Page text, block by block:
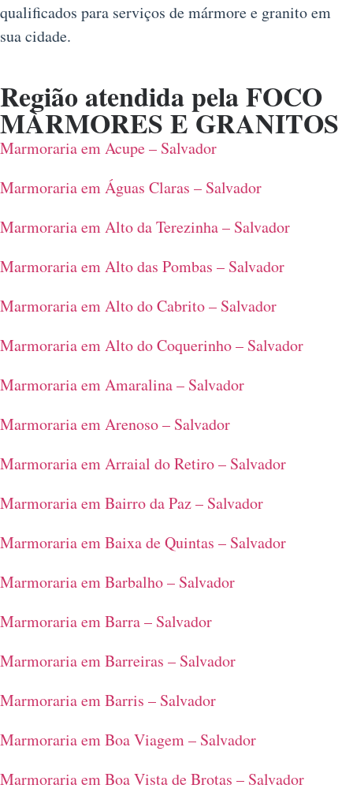
qualificados para serviços de mármore e granito em
sua cidade.
Região atendida pela FOCO
MÀRMORES E GRANITOS
Marmoraria em Acupe – Salvador
Marmoraria em Águas Claras – Salvador
Marmoraria em Alto da Terezinha – Salvador
Marmoraria em Alto das Pombas – Salvador
Marmoraria em Alto do Cabrito – Salvador
Marmoraria em Alto do Coquerinho – Salvador
Marmoraria em Amaralina – Salvador
Marmoraria em Arenoso – Salvador
Marmoraria em Arraial do Retiro – Salvador
Marmoraria em Bairro da Paz – Salvador
Marmoraria em Baixa de Quintas – Salvador
Marmoraria em Barbalho – Salvador
Marmoraria em Barra – Salvador
Marmoraria em Barreiras – Salvador
Marmoraria em Barris – Salvador
Marmoraria em Boa Viagem – Salvador
Marmoraria em Boa Vista de Brotas – Salvador